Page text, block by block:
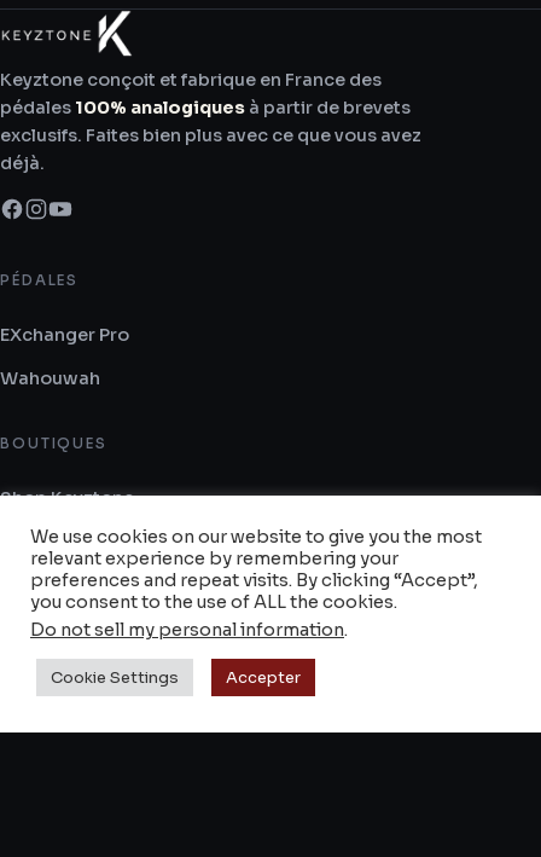
Keyztone conçoit et fabrique en France des
pédales 100% analogiques à partir de brevets
exclusifs. Faites bien plus avec ce que vous avez
déjà.
PÉDALES
EXchanger Pro
Wahouwah
BOUTIQUES
Shop Keyztone
Reverb
Revendeurs & magasins
We use cookies on our website to give you the most
relevant experience by remembering your
preferences and repeat visits. By clicking “Accept”,
you consent to the use of ALL the cookies.
Do not sell my personal information.
Cookie Settings Accepter